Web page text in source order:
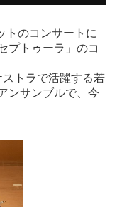
トのコンサートに
プトゥーラ」のコ
トラで活躍する若
ンサンブルで、今